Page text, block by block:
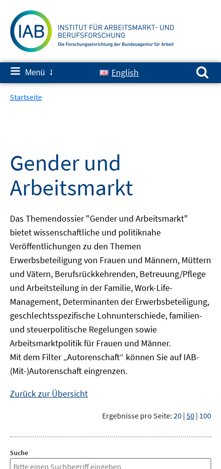
zum
Inhalt
≡ Menü ✘ English
Suchen nach:
Startseite
Gender und
Arbeitsmarkt
Das Themendossier "Gender und Arbeitsmarkt"
bietet wissenschaftliche und politiknahe
Veröffentlichungen zu den Themen
Erwerbsbeteiligung von Frauen und Männern, Müttern
und Vätern, Berufsrückkehrenden, Betreuung/Pflege
und Arbeitsteilung in der Familie, Work-Life-
Management, Determinanten der Erwerbsbeteiligung,
geschlechtsspezifische Lohnunterschiede, familien-
und steuerpolitische Regelungen sowie
Arbeitsmarktpolitik für Frauen und Männer.
Mit dem Filter „Autorenschaft“ können Sie auf IAB-
(Mit-)Autorenschaft eingrenzen.
Zurück zur Übersicht
Ergebnisse pro Seite: 20 | 50 | 100
Suche